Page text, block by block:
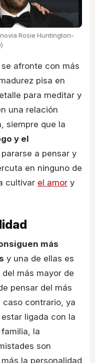
Rosie Huntington-
afronte con más
pisa en
para meditar y
una relación
siempre que la
y el
a pensar y
en ninguno de
cultivar el amor y
más
y una de ellas es
más mayor de
pensar del más
caso contrario, ya
ligada con la
la
son
la personalidad